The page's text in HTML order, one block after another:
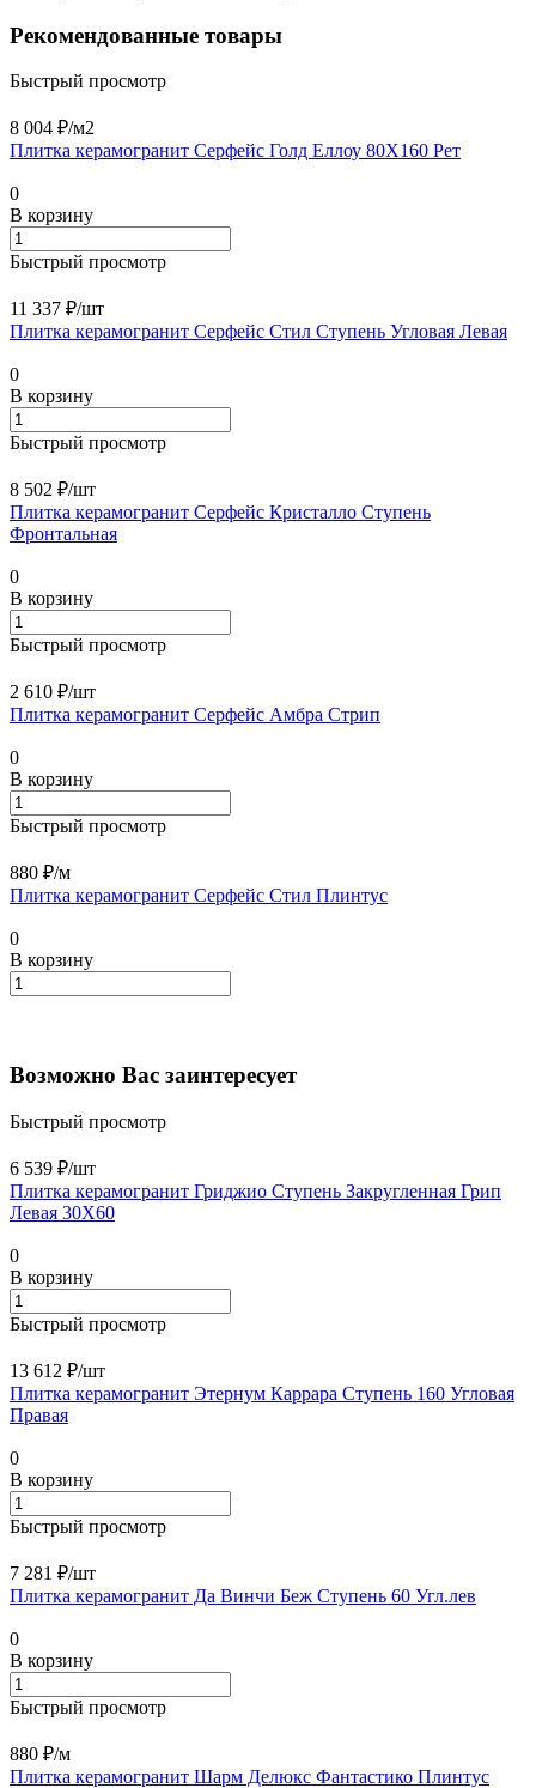
Рекомендованные товары
Быстрый просмотр
8 004 ₽/м2
Плитка керамогранит Серфейс Голд Еллоу 80X160 Рет
0
В корзину
Быстрый просмотр
11 337 ₽/шт
Плитка керамогранит Серфейс Стил Ступень Угловая Левая
0
В корзину
Быстрый просмотр
8 502 ₽/шт
Плитка керамогранит Серфейс Кристалло Ступень
Фронтальная
0
В корзину
Быстрый просмотр
2 610 ₽/шт
Плитка керамогранит Серфейс Амбра Стрип
0
В корзину
Быстрый просмотр
880 ₽/м
Плитка керамогранит Серфейс Стил Плинтус
0
В корзину
Возможно Вас заинтересует
Быстрый просмотр
6 539 ₽/шт
Плитка керамогранит Гриджио Ступень Закругленная Грип
Левая 30X60
0
В корзину
Быстрый просмотр
13 612 ₽/шт
Плитка керамогранит Этернум Каррара Ступень 160 Угловая
Правая
0
В корзину
Быстрый просмотр
7 281 ₽/шт
Плитка керамогранит Да Винчи Беж Ступень 60 Угл.лев
0
В корзину
Быстрый просмотр
880 ₽/м
Плитка керамогранит Шарм Делюкс Фантастико Плинтус